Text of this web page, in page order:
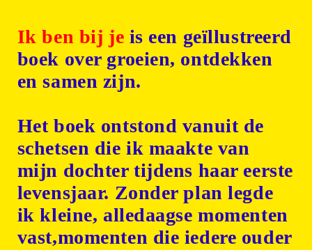
Ik ben bij je is een geïllustreerd
boek over groeien, ontdekken
en samen zijn.
Het boek ontstond vanuit de
schetsen die ik maakte van
mijn dochter tijdens haar eerste
levensjaar. Zonder plan legde
ik kleine, alledaagse momenten
vast,momenten die iedere ouder